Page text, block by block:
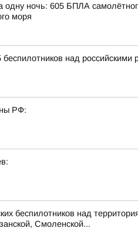
одну ночь: 605 БПЛА
моря
над российскими
РФ:
беспилотников над
Смоленской...